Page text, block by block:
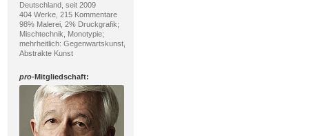
Deutschland, seit 2009
404 Werke, 215 Kommentare
98% Malerei, 2% Druckgrafik;
Mischtechnik, Monotypie;
mehrheitlich: Gegenwartskunst,
Abstrakte Kunst
pro-Mitgliedschaft: